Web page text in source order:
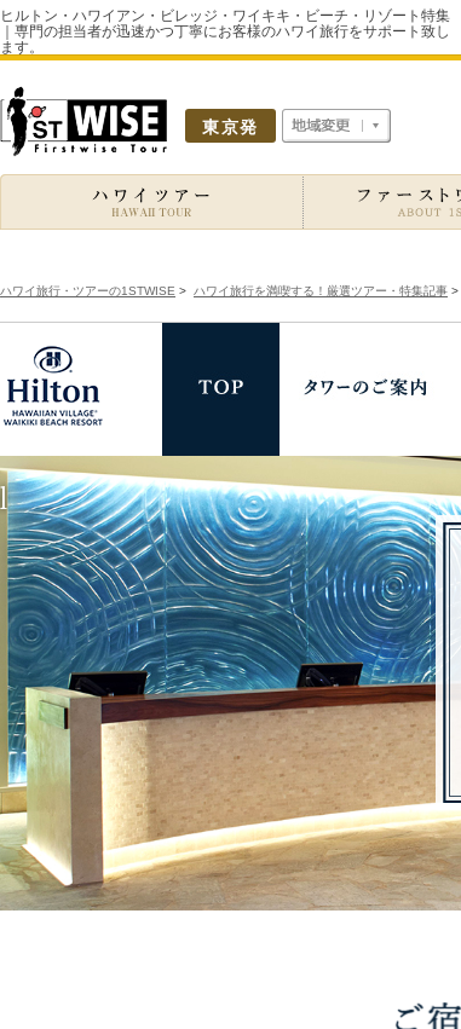
ヒルトン・ハワイアン・ビレッジ・ワイキキ・ビーチ・リゾート特集
｜専門の担当者が迅速かつ丁寧にお客様のハワイ旅行をサポート致し
ます。
東京発
ハワイ旅行・ツアーの1STWISE > ハワイ旅行を満喫する！厳選ツアー・特集記事 >